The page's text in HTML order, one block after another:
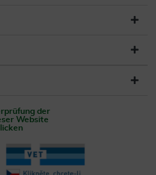
der
Website